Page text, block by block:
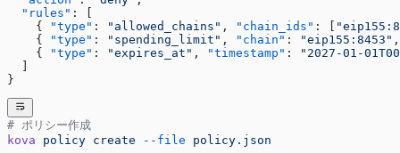
  "rules"
: [
    {
"type" : "allowed_chains" , "chain_ids" : [
    {
"type" : "spending_limit" , "chain" : "eip155:8453"
    {
"type" : "expires_at" , "timestamp" :
"2027-01-
  ]
}
# ポリシー作成
kova policy create --file policy.json